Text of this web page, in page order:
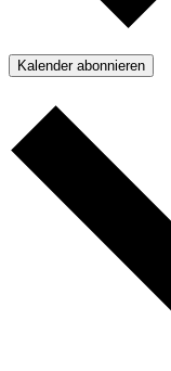
Kalender abonnieren